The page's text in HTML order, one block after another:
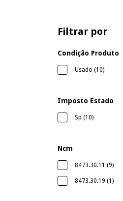
Filtrar por
Condição Produto
Usado (10)
Imposto Estado
Sp (10)
Ncm
8473.30.11 (9)
8473.30.19 (1)